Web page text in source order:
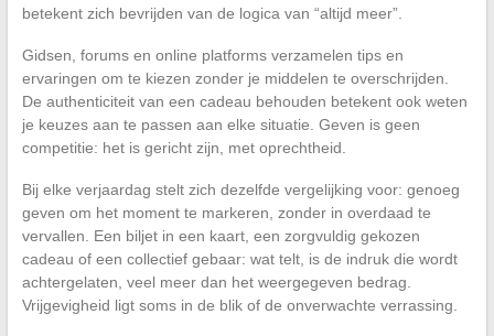
betekent zich bevrijden van de logica van “altijd meer”.
Gidsen, forums en online platforms verzamelen tips en
ervaringen om te kiezen zonder je middelen te overschrijden.
De authenticiteit van een cadeau behouden betekent ook weten
je keuzes aan te passen aan elke situatie. Geven is geen
competitie: het is gericht zijn, met oprechtheid.
Bij elke verjaardag stelt zich dezelfde vergelijking voor: genoeg
geven om het moment te markeren, zonder in overdaad te
vervallen. Een biljet in een kaart, een zorgvuldig gekozen
cadeau of een collectief gebaar: wat telt, is de indruk die wordt
achtergelaten, veel meer dan het weergegeven bedrag.
Vrijgevigheid ligt soms in de blik of de onverwachte verrassing.